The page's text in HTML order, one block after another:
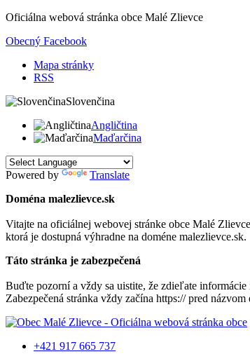
Oficiálna webová stránka obce Malé Zlievce
Obecný Facebook
Mapa stránky
RSS
Slovenčina
Angličtina
Maďarčina
Powered by
Translate
Doména malezlievce.sk
Vitajte na oficiálnej webovej stránke obce Malé Zlievce
ktorá je dostupná výhradne na doméne malezlievce.sk.
Táto stránka je zabezpečená
Buďte pozorní a vždy sa uistite, že zdieľate
Zabezpečená stránka vždy začína https:// pred
+421 917 665 737